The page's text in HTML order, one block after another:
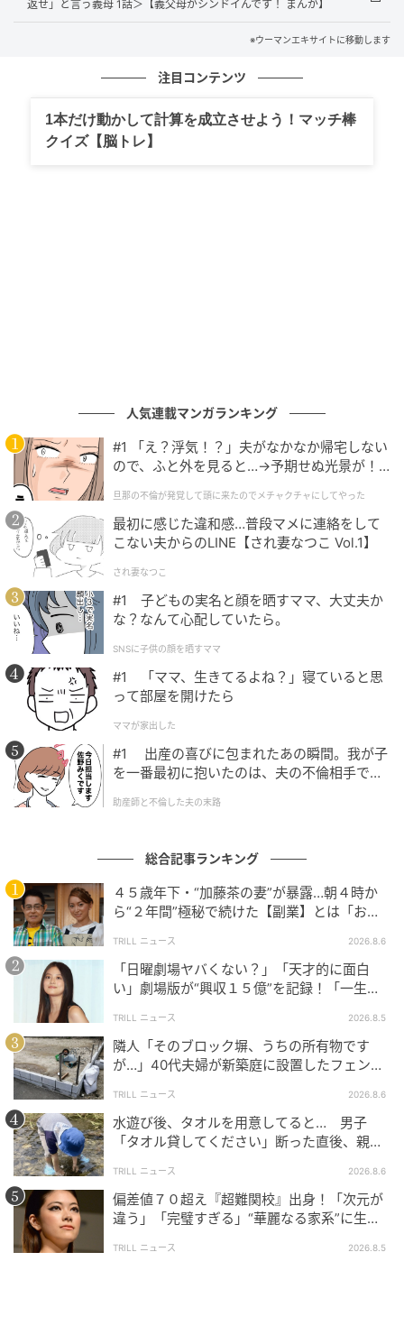
ウーマンエキサイト
ウーマンエキサイト
ウーマンエキサイト
返せ」と言う義母 1話＞【義父母がシンドイんです！ まんが】
※ウーマンエキサイトに移動します
注目コンテンツ
1本だけ動かして計算を成立させよう！マッチ棒
クイズ【脳トレ】
人気連載マンガランキング
#1 「え？浮気！？」夫がなかなか帰宅しない
ので、ふと外を見ると…→予期せぬ光景が！
クチャにしてやった
旦那の不倫が発覚して頭に来たのでメチャクチャにしてやった
最初に感じた違和感…普段マメに連絡をして
こない夫からのLINE【され妻なつこ Vol.1】
され妻なつこ
#1 子どもの実名と顔を晒すママ、大丈夫か
な？なんて心配していたら。
SNSに子供の顔を晒すママ
#1 「ママ、生きてるよね？」寝ていると思
って部屋を開けたら
ママが家出した
#1 出産の喜びに包まれたあの瞬間。我が子
を一番最初に抱いたのは、夫の不倫相手でし
助産師と不倫した夫の末路
総合記事ランキング
４５歳年下・“加藤茶の妻”が暴露…朝４時か
ら“２年間”極秘で続けた【副業】とは「お金
TRILL ニュース 2026.8.6
「日曜劇場ヤバくない？」「天才的に面白
い」劇場版が“興収１５億”を記録！「一生言
TRILL ニュース 2026.8.5
隣人「そのブロック塀、うちの所有物です
が…」40代夫婦が新築庭に設置したフェン
TRILL ニュース 2026.8.6
水遊び後、タオルを用意してると… 男子
「タオル貸してください」断った直後、親が
TRILL ニュース 2026.8.6
偏差値７０超え『超難関校』出身！「次元が
違う」「完璧すぎる」“華麗なる家系”に生ま
TRILL ニュース 2026.8.5